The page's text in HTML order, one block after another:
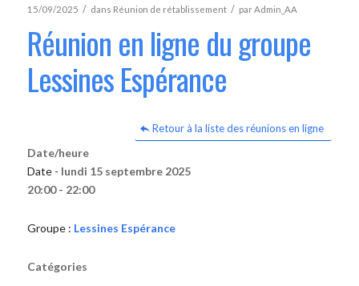
15/09/2025 / dans Réunion de rétablissement / parAdmin_AA
Réunion en ligne du groupe
Lessines Espérance
Retour à la liste des réunions en ligne
Date/heure
Date - lundi 15 septembre 2025
20:00 - 22:00
Groupe : Lessines Espérance
Catégories